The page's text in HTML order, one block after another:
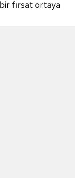
fırsat ortaya